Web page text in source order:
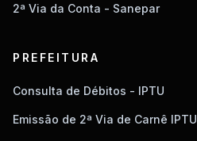
2ª Via da Conta - Sanepar
PREFEITURA
Consulta de Débitos - IPTU
Emissão de 2ª Via de Carnê IPTU